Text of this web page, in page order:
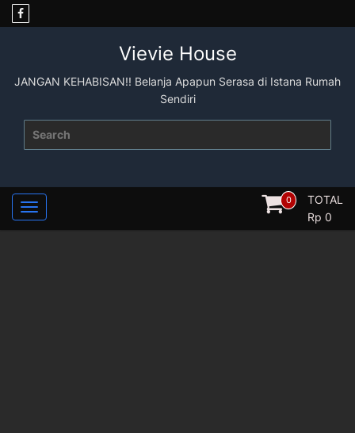
Skip
to
Vievie House
JANGAN KEHABISAN!! Belanja Apapun Serasa di Istana Rumah
Sendiri
0
TOTAL
Rp 0